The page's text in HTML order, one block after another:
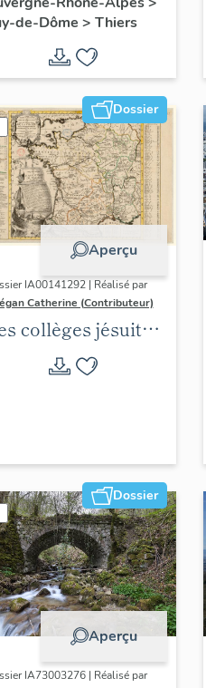
"Pentes de
commune de
de-Dôme > Thiers
Dossier
Aperçu
IA00141292 | Réalisé par
Catherine (Contributeur)
collèges jésuites
Régime
1763) dans la
Dossier
Aperçu
IA73003276 | Réalisé par